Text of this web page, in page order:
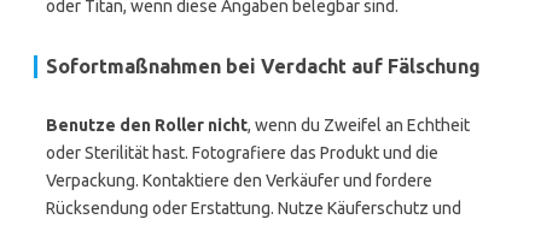
oder Titan, wenn diese Angaben belegbar sind.
Sofortmaßnahmen bei Verdacht auf Fälschung
Benutze den Roller nicht, wenn du Zweifel an Echtheit
oder Sterilität hast. Fotografiere das Produkt und die
Verpackung. Kontaktiere den Verkäufer und fordere
Rücksendung oder Erstattung. Nutze Käuferschutz und